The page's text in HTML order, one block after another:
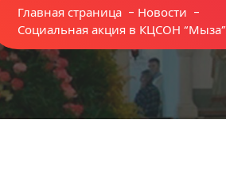
Главная страница - Новости -
Социальная акция в КЦСОН “Мыза”